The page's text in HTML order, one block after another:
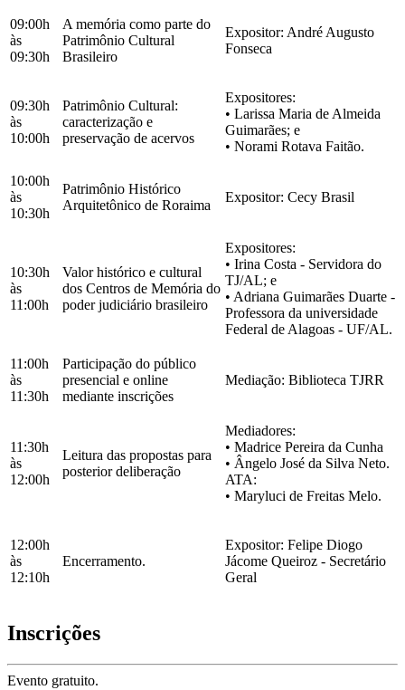
09:00h
às
09:30h
A memória como parte do
Patrimônio Cultural
Brasileiro
Expositor: André Augusto
Fonseca
09:30h
às
10:00h
Patrimônio Cultural:
caracterização e
preservação de acervos
Expositores:
• Larissa Maria de Almeida
Guimarães; e
• Norami Rotava Faitão.
10:00h
às
10:30h
Patrimônio Histórico
Arquitetônico de Roraima
Expositor: Cecy Brasil
10:30h
às
11:00h
Valor histórico e cultural
dos Centros de Memória do
poder judiciário brasileiro
Expositores:
• Irina Costa - Servidora do
TJ/AL; e
• Adriana Guimarães Duarte -
Professora da universidade
Federal de Alagoas - UF/AL.
11:00h
às
11:30h
Participação do público
presencial e online
mediante inscrições
Mediação: Biblioteca TJRR
11:30h
às
12:00h
Leitura das propostas para
posterior deliberação
Mediadores:
• Madrice Pereira da Cunha
• Ângelo José da Silva Neto.
ATA:
• Maryluci de Freitas Melo.
12:00h
às
12:10h
Encerramento.
Expositor: Felipe Diogo
Jácome Queiroz - Secretário
Geral
Inscrições
Evento gratuito.